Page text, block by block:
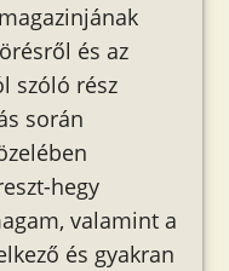
és az
szóló rész
során
hegy
valamint a
és gyakran